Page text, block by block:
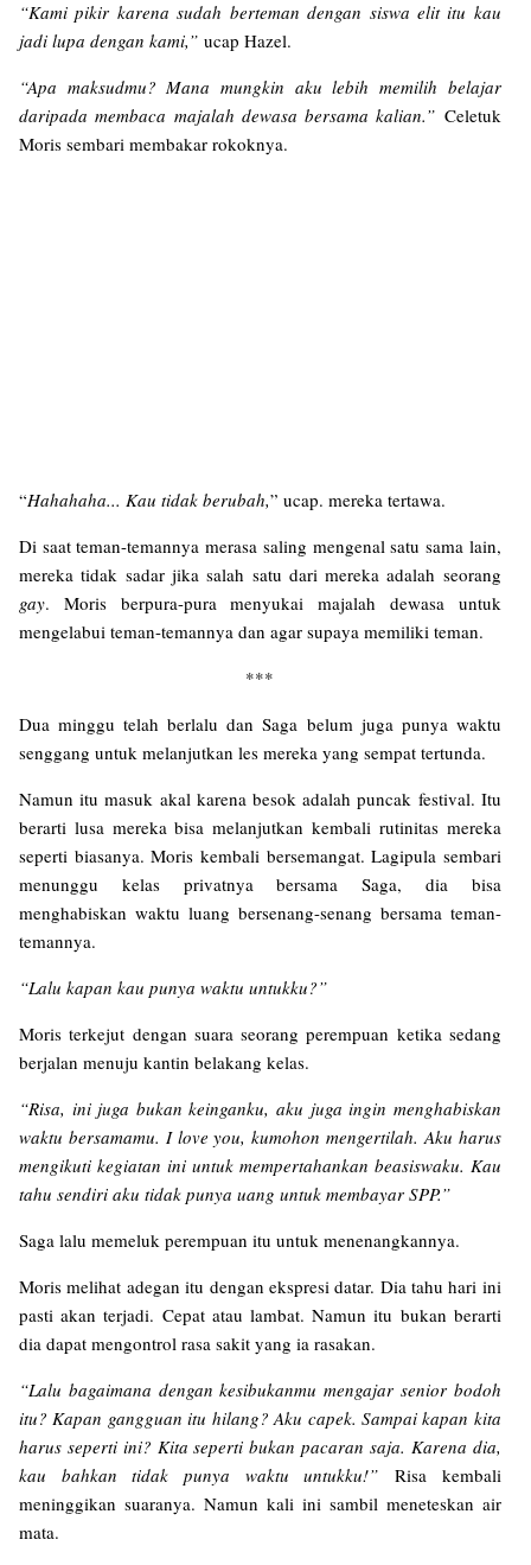
“Kami pikir karena sudah berteman dengan siswa elit itu kau
jadi lupa dengan kami,” ucap Hazel.
“Apa maksudmu? Mana mungkin aku lebih memilih belajar
daripada membaca majalah dewasa bersama kalian.” Celetuk
Moris sembari membakar rokoknya.
“Hahahaha... Kau tidak berubah,” ucap. mereka tertawa.
Di saat teman-temannya merasa saling mengenal satu sama lain,
mereka tidak sadar jika salah satu dari mereka adalah seorang
gay. Moris berpura-pura menyukai majalah dewasa untuk
mengelabui teman-temannya dan agar supaya memiliki teman.
***
Dua minggu telah berlalu dan Saga belum juga punya waktu
senggang untuk melanjutkan les mereka yang sempat tertunda.
Namun itu masuk akal karena besok adalah puncak festival. Itu
berarti lusa mereka bisa melanjutkan kembali rutinitas mereka
seperti biasanya. Moris kembali bersemangat. Lagipula sembari
menunggu kelas privatnya bersama Saga, dia bisa
menghabiskan waktu luang bersenang-senang bersama teman-
temannya.
“Lalu kapan kau punya waktu untukku?”
Moris terkejut dengan suara seorang perempuan ketika sedang
berjalan menuju kantin belakang kelas.
“Risa, ini juga bukan keinganku, aku juga ingin menghabiskan
waktu bersamamu. I love you, kumohon mengertilah. Aku harus
mengikuti kegiatan ini untuk mempertahankan beasiswaku. Kau
tahu sendiri aku tidak punya uang untuk membayar SPP.”
Saga lalu memeluk perempuan itu untuk menenangkannya.
Moris melihat adegan itu dengan ekspresi datar. Dia tahu hari ini
pasti akan terjadi. Cepat atau lambat. Namun itu bukan berarti
dia dapat mengontrol rasa sakit yang ia rasakan.
“Lalu bagaimana dengan kesibukanmu mengajar senior bodoh
itu? Kapan gangguan itu hilang? Aku capek. Sampai kapan kita
harus seperti ini? Kita seperti bukan pacaran saja. Karena dia,
kau bahkan tidak punya waktu untukku!”Risa kembali
meninggikan suaranya. Namun kali ini sambil meneteskan air
mata.